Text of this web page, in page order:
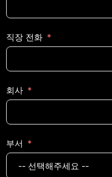
직장 전화
회사
부서